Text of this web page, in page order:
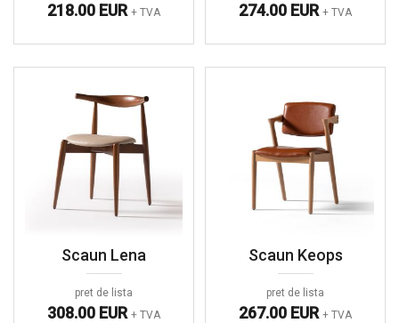
218.00 EUR + TVA 274.00 EUR + TVA
Scaun Lena
pret de lista
308.00 EUR + TVA
Scaun Keops
pret de lista
267.00 EUR + TVA